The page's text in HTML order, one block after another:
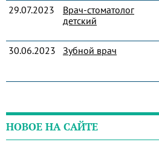
29.07.2023
Врач-стоматолог
детский
30.06.2023
Зубной врач
НОВОЕ НА САЙТЕ